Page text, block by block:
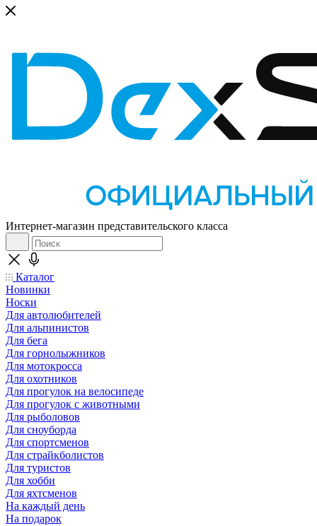
Интернет-магазин представительского класса
Каталог
Новинки
Носки
Для автолюбителей
Для альпинистов
Для бега
Для горнолыжников
Для мотокросса
Для охотников
Для прогулок на велосипеде
Для прогулок с животными
Для рыболовов
Для сноуборда
Для спортсменов
Для страйкболистов
Для туристов
Для хобби
Для яхтсменов
На каждый день
На подарок